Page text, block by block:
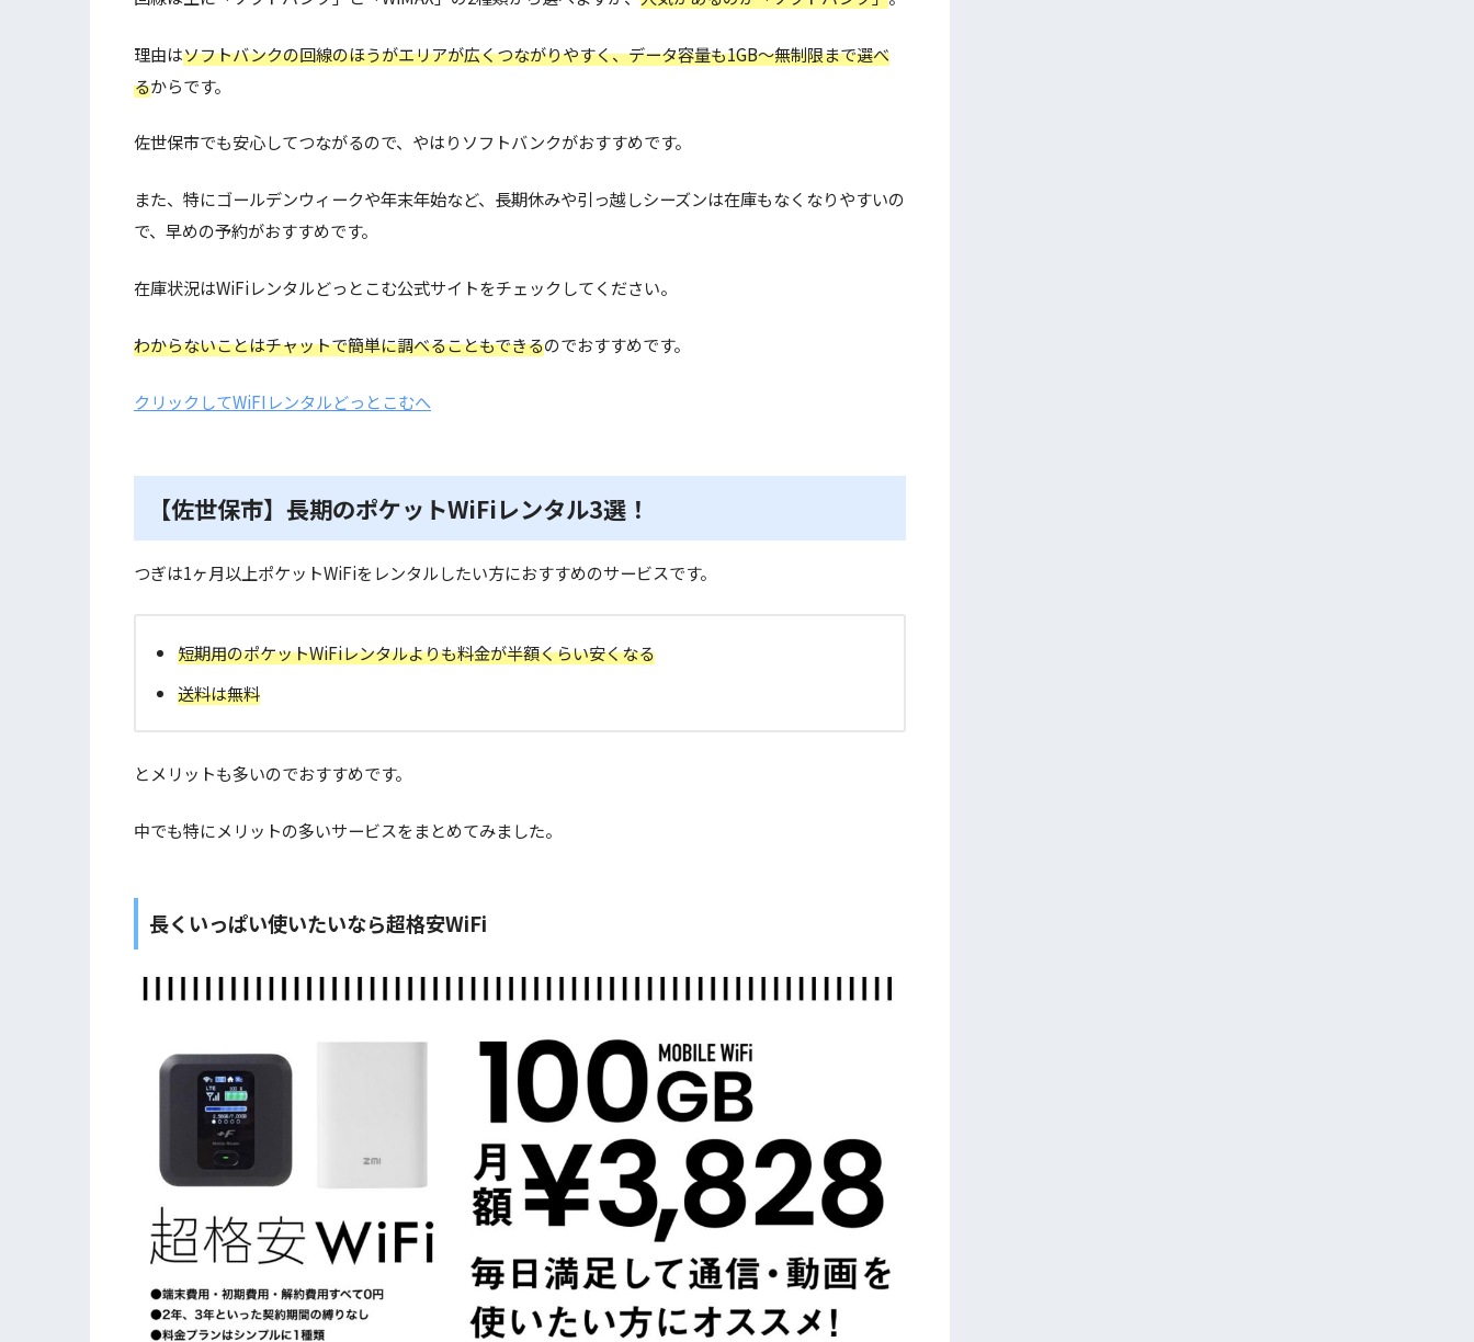
理由はソフトバンクの回線のほうがエリアが広くつながりやすく、データ容量も1GB～無制限まで選べ
るからです。
佐世保市でも安心してつながるので、やはりソフトバンクがおすすめです。
また、特にゴールデンウィークや年末年始など、長期休みや引っ越しシーズンは在庫もなくなりやすいの
で、早めの予約がおすすめです。
在庫状況はWiFiレンタルどっとこむ公式サイトをチェックしてください。
わからないことはチャットで簡単に調べることもできるのでおすすめです。
クリックしてWiFIレンタルどっとこむへ
【佐世保市】長期のポケットWiFiレンタル3選！
つぎは1ヶ月以上ポケットWiFiをレンタルしたい方におすすめのサービスです。
短期用のポケットWiFiレンタルよりも料金が半額くらい安くなる
送料は無料
とメリットも多いのでおすすめです。
中でも特にメリットの多いサービスをまとめてみました。
長くいっぱい使いたいなら超格安WiFi